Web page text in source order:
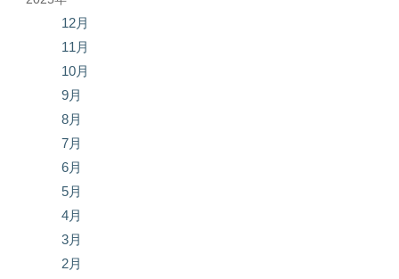
12月
11月
10月
9月
8月
7月
6月
5月
4月
3月
2月